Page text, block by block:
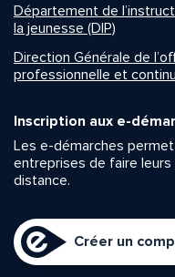
Département de
la jeunesse (DIP)
Direction Générale de
professionnelle et
Inscription aux e-
Les e-démarches
entreprises de faire
distance.
Créer un